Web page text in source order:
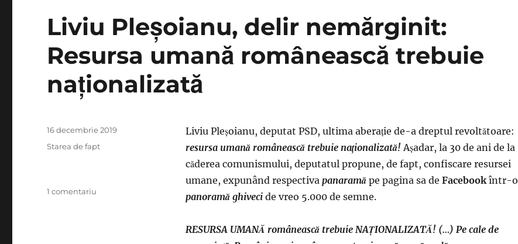
beznă,
ne
ratarea
Liviu Pleşoianu, delir nemărginit:
Resursa umană românească trebuie
naţionalizată
Liviu Pleşoianu, deputat PSD, ultima aberaţie de-a dreptul revoltătoare:
resursa umană românească trebuie naţionalizată! Aşadar, la 30 de ani de la
căderea comunismului, deputatul propune, de fapt, confiscare resursei
umane, expunând respectiva panaramăpe pagina sa de Facebookîntr-o
panoramă ghiveci de vreo 5.000 de semne.
RESURSA UMANĂ românească trebuie NAȚIONALIZATĂ! (…) Pe cale de
Publicat
16 decembrie 2019
Categorii
Starea de fapt
1 comentariu